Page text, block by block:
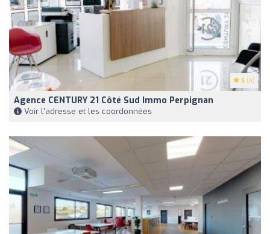
5 (4)
Agence CENTURY 21 Côté Sud Immo Perpignan
Voir l'adresse et les coordonnées